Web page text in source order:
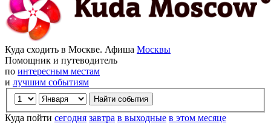
Куда сходить в Москве. Афиша Москвы
Помощник и путеводитель
по интересным местам
и лучшим событиям
Куда пойти сегодня завтра в выходные в этом месяце